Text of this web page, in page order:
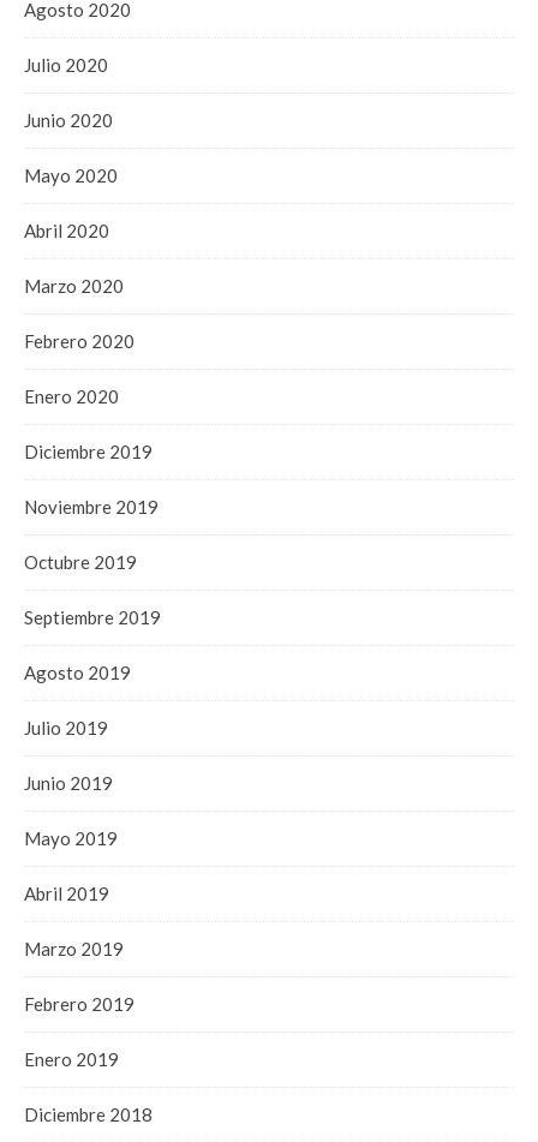
Agosto 2020
Julio 2020
Junio 2020
Mayo 2020
Abril 2020
Marzo 2020
Febrero 2020
Enero 2020
Diciembre 2019
Noviembre 2019
Octubre 2019
Septiembre 2019
Agosto 2019
Julio 2019
Junio 2019
Mayo 2019
Abril 2019
Marzo 2019
Febrero 2019
Enero 2019
Diciembre 2018